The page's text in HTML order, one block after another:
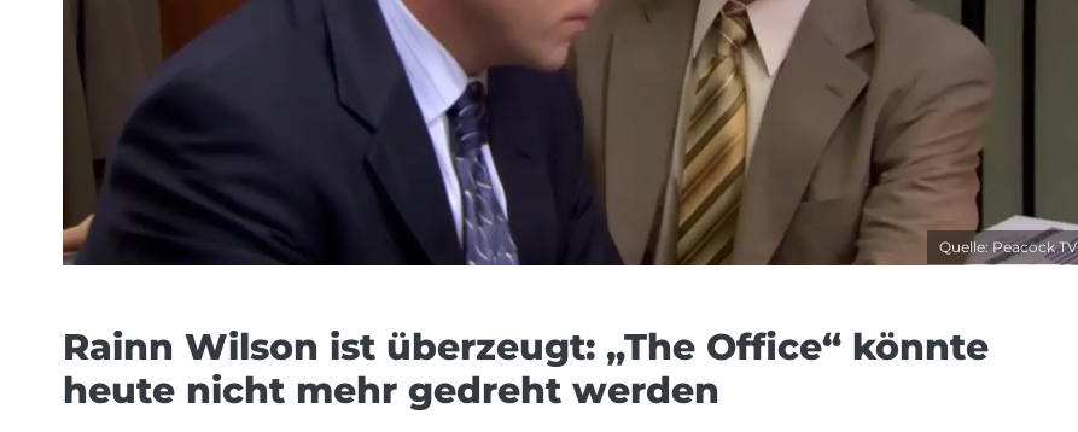
Quelle: Peacock TV
Rainn Wilson ist überzeugt: „The Office“ könnte
heute nicht mehr gedreht werden